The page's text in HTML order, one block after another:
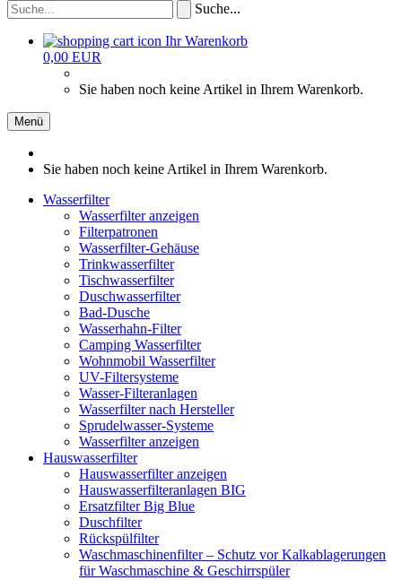
Suche...
Ihr Warenkorb
0,00 EUR
Sie haben noch keine Artikel in Ihrem Warenkorb.
Menü
Sie haben noch keine Artikel in Ihrem Warenkorb.
Wasserfilter
Wasserfilter anzeigen
Filterpatronen
Wasserfilter-Gehäuse
Trinkwasserfilter
Tischwasserfilter
Duschwasserfilter
Bad-Dusche
Wasserhahn-Filter
Camping Wasserfilter
Wohnmobil Wasserfilter
UV-Filtersysteme
Wasser-Filteranlagen
Wasserfilter nach Hersteller
Sprudelwasser-Systeme
Wasserfilter anzeigen
Hauswasserfilter
Hauswasserfilter anzeigen
Hauswasserfilteranlagen BIG
Ersatzfilter Big Blue
Duschfilter
Rückspülfilter
Waschmaschinenfilter – Schutz vor Kalkablagerungen
für Waschmaschine & Geschirrspüler